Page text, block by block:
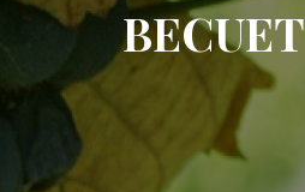
BECUET